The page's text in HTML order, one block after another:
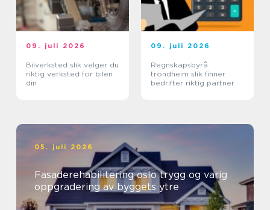
09. juli 2026
Bilverksted slik velger du
riktig verksted for bilen
din
09. juli 2026
Regnskapsbyrå
trondheim slik finner
bedrifter riktig partner
05. juli 2026
Fasaderehabilitering oslo trygg og varig
oppgradering av byggets ytre